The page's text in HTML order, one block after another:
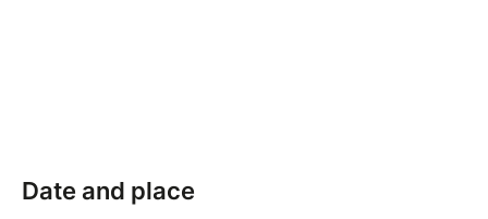
Date and place